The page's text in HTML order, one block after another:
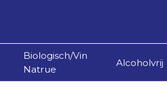
Biologisch/Vin
Natrue
Alcoholvrij